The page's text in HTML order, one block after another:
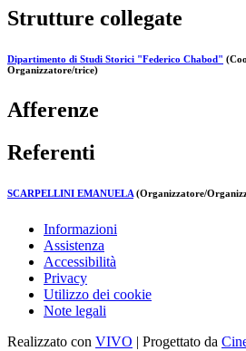
Strutture collegate
Dipartimento di Studi Storici "Federico Chabod"
Organizzatore/trice)
Afferenze
Referenti
SCARPELLINI EMANUELA (Organizzatore/
Informazioni
Assistenza
Accessibilità
Privacy
Utilizzo dei cookie
Note legali
Realizzato con VIVO | Progettato da